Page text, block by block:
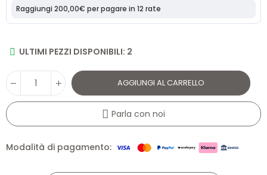
ULTIMI PEZZI DISPONIBILI: 2
AGGIUNGI AL CARRELLO
Parla con noi
Modalità di pagamento: